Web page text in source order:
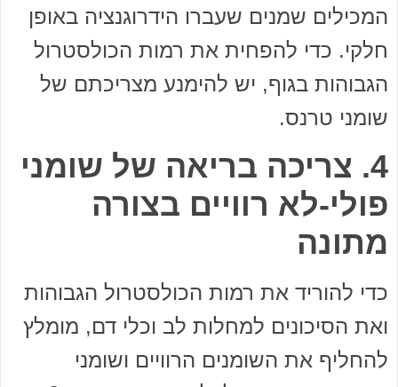
המכילים שמנים שעברו הידרוגנציה באופן
חלקי. כדי להפחית את רמות הכולסטרול
הגבוהות בגוף, יש להימנע מצריכתם של
שומני טרנס.
4. צריכה בריאה של שומני
פולי-לא רוויים בצורה
מתונה
כדי להוריד את רמות הכולסטרול הגבוהות
ואת הסיכונים למחלות לב וכלי דם, מומלץ
להחליף את השומנים הרוויים ושומני